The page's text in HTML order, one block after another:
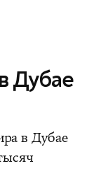
Дубае
в Дубае